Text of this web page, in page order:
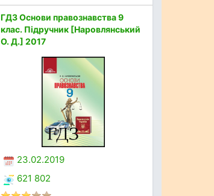
ГДЗ Основи правознавства 9
клас. Підручник [Наровлянський
О. Д.] 2017
23.02.2019
621 802